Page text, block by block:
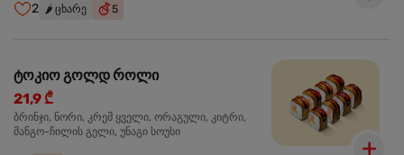
2 🌶️ ცხარე 5
ტოკიო გოლდ როლი
21,9 ₾
ბრინჯი, ნორი, კრემ ყველი, ორაგული, კიტრი,
მანგო-ჩილის გელი, უნაგი სოუსი